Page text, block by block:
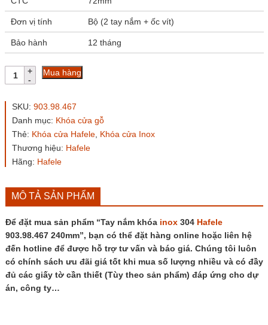
Đơn vị tính Bộ (2 tay nắm + ốc vít)
Bảo hành 12 tháng
Tay
nắm
inox
Hafele
903.98.467
240mm
số
lượng
Mua hàng
SKU: 903.98.467
Danh mục: Khóa cửa gỗ
Thẻ: Khóa cửa Hafele, Khóa cửa Inox
Thương hiệu: Hafele
Hãng: Hafele
MÔ TẢ SẢN PHẨM
Để đặt mua sản phẩm “Tay nắm khóa inox304 Hafele
903.98.467 240mm”, bạn có thể đặt hàng online hoặc liên hệ
đến hotline để được hỗ trợ tư vấn và báo giá. Chúng tôi luôn
có chính sách ưu đãi giá tốt khi mua số lượng nhiều và có đầy
đủ các giấy tờ cần thiết (Tùy theo sản phẩm) đáp ứng cho dự
án, công ty…